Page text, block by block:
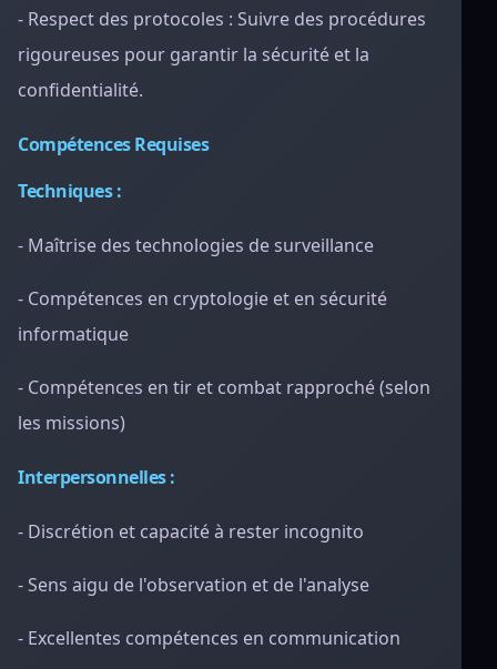
- Respect des protocoles : Suivre des procédures
rigoureuses pour garantir la sécurité et la
confidentialité.
Compétences Requises
Techniques :
- Maîtrise des technologies de surveillance
- Compétences en cryptologie et en sécurité
informatique
- Compétences en tir et combat rapproché (selon
les missions)
Interpersonnelles :
- Discrétion et capacité à rester incognito
- Sens aigu de l'observation et de l'analyse
- Excellentes compétences en communication